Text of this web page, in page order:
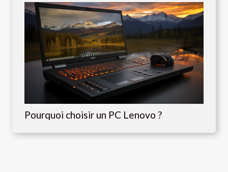
Pourquoi choisir un PC Lenovo ?